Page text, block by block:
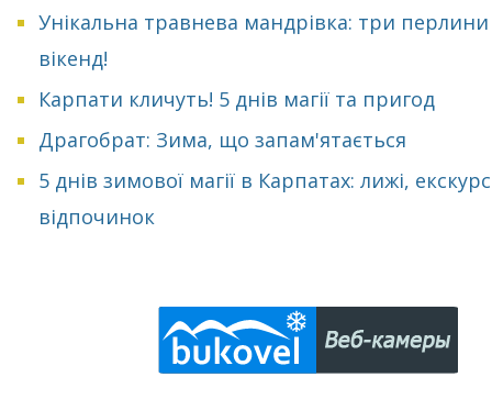
Унікальна травнева мандрівка: три
вікенд!
Карпати кличуть! 5 днів магії та пригод
Драгобрат: Зима, що запам'ятається
5 днів зимової магії в Карпатах: лижі,
відпочинок